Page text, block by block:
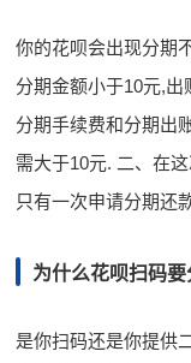
你的花呗会出现分期
分期金额小于10元,出
分期手续费和分期出
需大于10元. 二、在
只有一次申请分期还
为什么花呗扫码要
是你扫码还是你提供